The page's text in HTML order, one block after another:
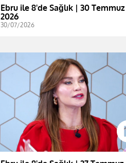
Ebru ile 8'de Sağlık | 30 Temmuz
2026
30/07/2026